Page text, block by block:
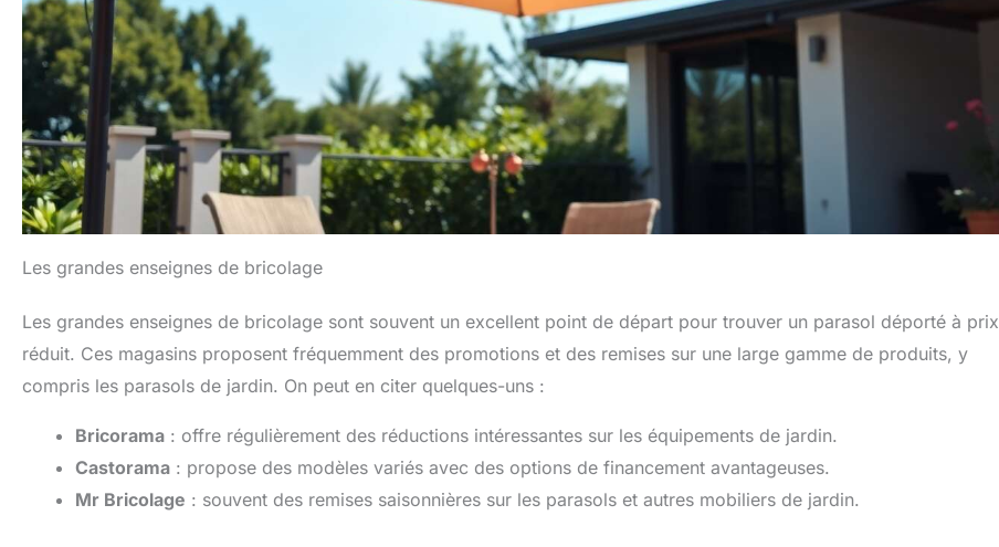
Les grandes enseignes de bricolage
Les grandes enseignes de bricolage sont souvent un excellent point de départ pour trouver un parasol déporté à prix
réduit. Ces magasins proposent fréquemment des promotions et des remises sur une large gamme de produits, y
compris les parasols de jardin. On peut en citer quelques-uns :
Bricorama : offre régulièrement des réductions intéressantes sur les équipements de jardin.
Castorama : propose des modèles variés avec des options de financement avantageuses.
Mr Bricolage : souvent des remises saisonnières sur les parasols et autres mobiliers de jardin.